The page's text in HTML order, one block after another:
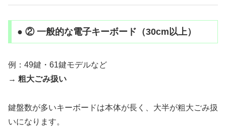
● ② 一般的な電子キーボード（30cm以上）
例：49鍵・61鍵モデルなど
→ 粗大ごみ扱い
鍵盤数が多いキーボードは本体が長く、大半が粗大ごみ扱
いになります。